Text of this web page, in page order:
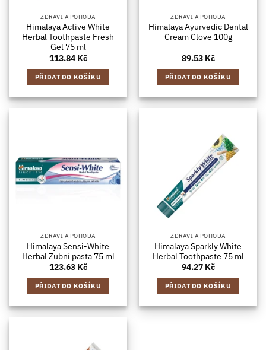
ZDRAVÍ A POHODA
Himalaya Active White
Herbal Toothpaste Fresh
Gel 75 ml
113.84 Kč
PŘIDAT DO KOŠÍKU
ZDRAVÍ A POHODA
Himalaya Ayurvedic Dental
Cream Clove 100g
89.53 Kč
PŘIDAT DO KOŠÍKU
ZDRAVÍ A POHODA
Himalaya Sensi-White
Herbal Zubní pasta 75 ml
123.63 Kč
PŘIDAT DO KOŠÍKU
ZDRAVÍ A POHODA
Himalaya Sparkly White
Herbal Toothpaste 75 ml
94.27 Kč
PŘIDAT DO KOŠÍKU